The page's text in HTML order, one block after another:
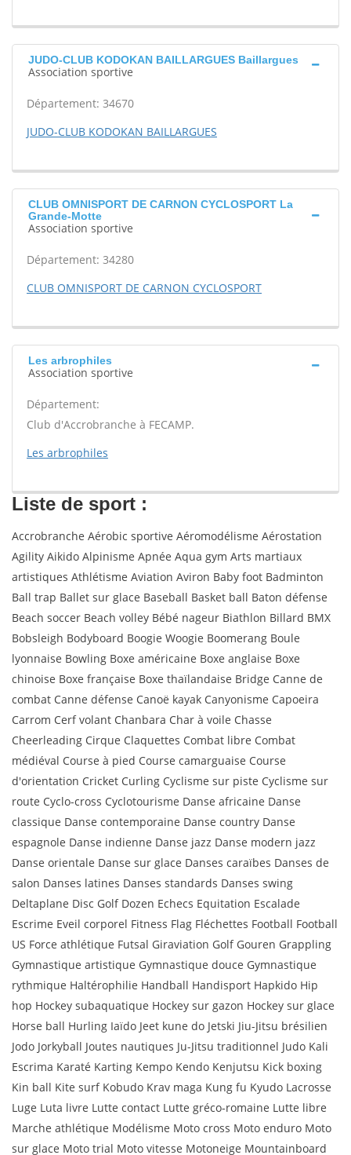
JUDO-CLUB KODOKAN BAILLARGUES Baillargues
Association sportive
Département: 34670
JUDO-CLUB KODOKAN BAILLARGUES
CLUB OMNISPORT DE CARNON CYCLOSPORT La
Grande-Motte
Association sportive
Département: 34280
CLUB OMNISPORT DE CARNON CYCLOSPORT
Les arbrophiles
Association sportive
Département:
Club d'Accrobranche à FECAMP.
Les arbrophiles
Liste de sport :
Accrobranche Aérobic sportive Aéromodélisme Aérostation
Agility Aikido Alpinisme Apnée Aqua gym Arts martiaux
artistiques Athlétisme Aviation Aviron Baby foot Badminton
Ball trap Ballet sur glace Baseball Basket ball Baton défense
Beach soccer Beach volley Bébé nageur Biathlon Billard BMX
Bobsleigh Bodyboard Boogie Woogie Boomerang Boule
lyonnaise Bowling Boxe américaine Boxe anglaise Boxe
chinoise Boxe française Boxe thaïlandaise Bridge Canne de
combat Canne défense Canoë kayak Canyonisme Capoeira
Carrom Cerf volant Chanbara Char à voile Chasse
Cheerleading Cirque Claquettes Combat libre Combat
médiéval Course à pied Course camarguaise Course
d'orientation Cricket Curling Cyclisme sur piste Cyclisme sur
route Cyclo-cross Cyclotourisme Danse africaine Danse
classique Danse contemporaine Danse country Danse
espagnole Danse indienne Danse jazz Danse modern jazz
Danse orientale Danse sur glace Danses caraïbes Danses de
salon Danses latines Danses standards Danses swing
Deltaplane Disc Golf Dozen Echecs Equitation Escalade
Escrime Eveil corporel Fitness Flag Fléchettes Football Football
US Force athlétique Futsal Giraviation Golf Gouren Grappling
Gymnastique artistique Gymnastique douce Gymnastique
rythmique Haltérophilie Handball Handisport Hapkido Hip
hop Hockey subaquatique Hockey sur gazon Hockey sur glace
Horse ball Hurling Iaïdo Jeet kune do Jetski Jiu-Jitsu brésilien
Jodo Jorkyball Joutes nautiques Ju-Jitsu traditionnel Judo Kali
Escrima Karaté Karting Kempo Kendo Kenjutsu Kick boxing
Kin ball Kite surf Kobudo Krav maga Kung fu Kyudo Lacrosse
Luge Luta livre Lutte contact Lutte gréco-romaine Lutte libre
Marche athlétique Modélisme Moto cross Moto enduro Moto
sur glace Moto trial Moto vitesse Motoneige Mountainboard